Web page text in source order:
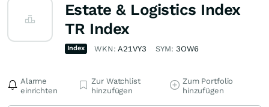
Estate & Logistics Index
TR Index
Index WKN:A21VY3 SYM: 3OW6
Alarme
einrichten
Zur Watchlist
hinzufügen
Zum Portfolio
hinzufügen